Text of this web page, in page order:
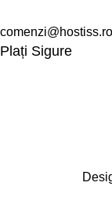
comenzi@hostiss.ro
Plați Sigure